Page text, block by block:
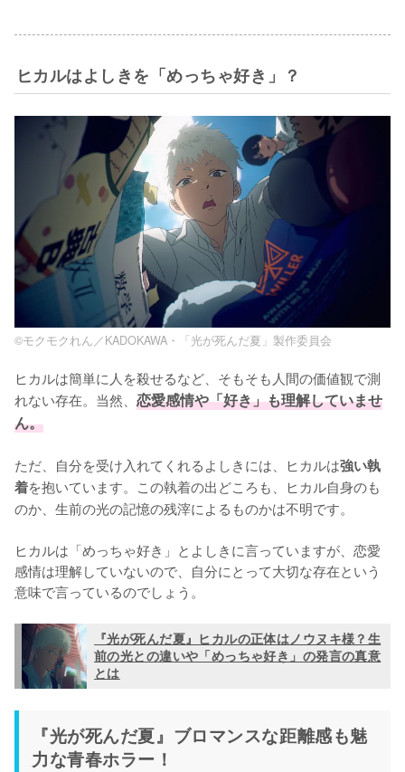
ヒカルはよしきを「めっちゃ好き」？
©モクモクれん／KADOKAWA・「光が死んだ夏」製作委員会
ヒカルは簡単に人を殺せるなど、そもそも人間の価値観で測
れない存在。当然、 恋愛感情や「好き」も理解していませ
ん。
ただ、自分を受け入れてくれるよしきには、ヒカルは強い執
着を抱いています。この執着の出どころも、ヒカル自身のも
のか、生前の光の記憶の残滓によるものかは不明です。
ヒカルは「めっちゃ好き」とよしきに言っていますが、恋愛
感情は理解していないので、自分にとって大切な存在という
意味で言っているのでしょう。
『光が死んだ夏』ヒカルの正体はノウヌキ様？生
前の光との違いや「めっちゃ好き」の発言の真意
とは
『光が死んだ夏』ブロマンスな距離感も魅
力な青春ホラー！